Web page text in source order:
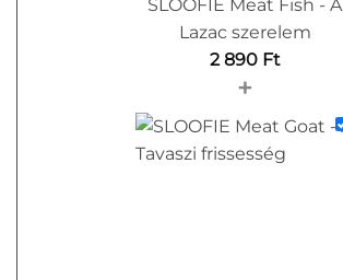
SLOOFIE Meat Fish - A
Lazac szerelem
2 890 Ft
+